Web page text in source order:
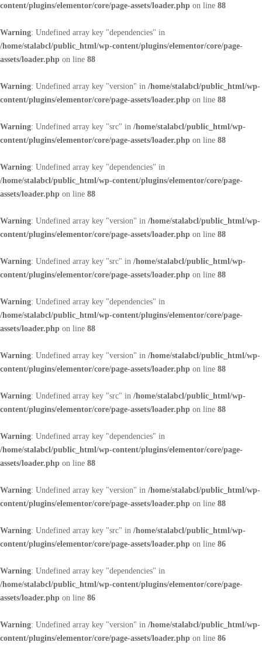
content/plugins/elementor/core/page-assets/loader.php on line 88
Warning: Undefined array key "dependencies" in
/home/stalabcl/public_html/wp-content/plugins/elementor/core/page-
assets/loader.php on line 88
Warning: Undefined array key "version" in /home/stalabcl/public_html/wp-
content/plugins/elementor/core/page-assets/loader.php on line 88
Warning: Undefined array key "src" in /home/stalabcl/public_html/wp-
content/plugins/elementor/core/page-assets/loader.php on line 88
Warning: Undefined array key "dependencies" in
/home/stalabcl/public_html/wp-content/plugins/elementor/core/page-
assets/loader.php on line 88
Warning: Undefined array key "version" in /home/stalabcl/public_html/wp-
content/plugins/elementor/core/page-assets/loader.php on line 88
Warning: Undefined array key "src" in /home/stalabcl/public_html/wp-
content/plugins/elementor/core/page-assets/loader.php on line 88
Warning: Undefined array key "dependencies" in
/home/stalabcl/public_html/wp-content/plugins/elementor/core/page-
assets/loader.php on line 88
Warning: Undefined array key "version" in /home/stalabcl/public_html/wp-
content/plugins/elementor/core/page-assets/loader.php on line 88
Warning: Undefined array key "src" in /home/stalabcl/public_html/wp-
content/plugins/elementor/core/page-assets/loader.php on line 88
Warning: Undefined array key "dependencies" in
/home/stalabcl/public_html/wp-content/plugins/elementor/core/page-
assets/loader.php on line 88
Warning: Undefined array key "version" in /home/stalabcl/public_html/wp-
content/plugins/elementor/core/page-assets/loader.php on line 88
Warning: Undefined array key "src" in /home/stalabcl/public_html/wp-
content/plugins/elementor/core/page-assets/loader.php on line 86
Warning: Undefined array key "dependencies" in
/home/stalabcl/public_html/wp-content/plugins/elementor/core/page-
assets/loader.php on line 86
Warning: Undefined array key "version" in /home/stalabcl/public_html/wp-
content/plugins/elementor/core/page-assets/loader.php on line 86